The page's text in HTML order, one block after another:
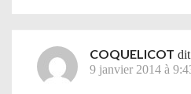
COQUELICOT
9 janvier 2014 à